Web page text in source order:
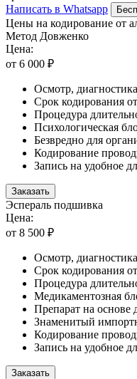
Написать в Whatsapp
Цены на кодирование от
Метод Довженко
Цена:
от 6 000 ₽
Осмотр, диагностика
Срок кодирования
Процедура
Психологическая
Безвредно для
Кодирование
Запись на удобное
Заказать
Эспераль подшивка
Цена:
от 8 500 ₽
Осмотр, диагностика
Срок кодирования
Процедура
Медикаментозная
Препарат на основе
Знаменитый
Кодирование
Запись на удобное
Заказать